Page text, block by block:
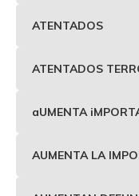
ATENTADOS
ATENTADOS
aUMENTA
AUMENTA LA